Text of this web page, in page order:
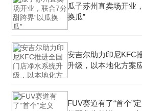
瓜子苏州直卖场开业
换瓜”
安吉尔助力印尼KFC
升级，以本地化方案
FUV赛道有了“首个”